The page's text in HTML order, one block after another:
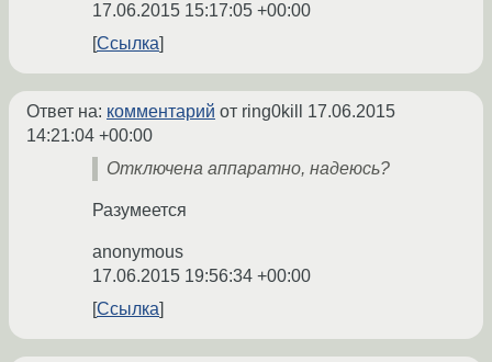
17.06.2015 15:17:05 +00:00
Ссылка
Ответ на: комментарий от ring0kill 17.06.2015
14:21:04 +00:00
Отключена аппаратно, надеюсь?
Разумеется
anonymous
17.06.2015 19:56:34 +00:00
Ссылка